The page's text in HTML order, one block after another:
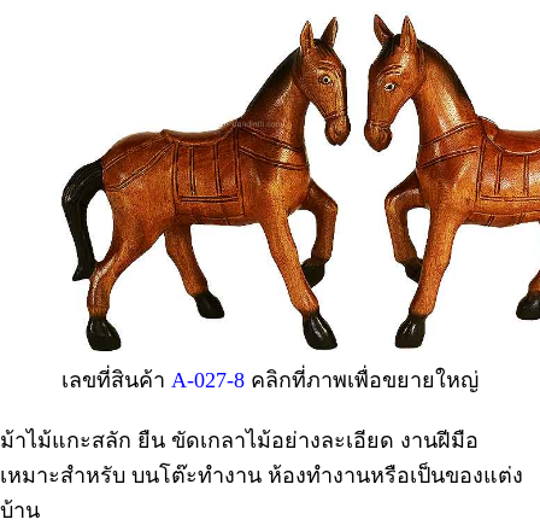
เลขที่สินค้า A-027-8 คลิกที่ภาพเพื่อขยายใหญ่
ม้าไม้แกะสลัก ยืน ขัดเกลาไม้อย่างละเอียด งานฝีมือ
เหมาะสำหรับ บนโต๊ะทำงาน ห้องทำงานหรือเป็นของแต่ง
บ้าน